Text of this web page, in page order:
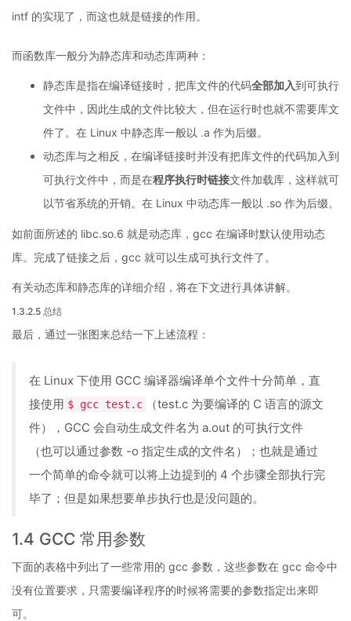
intf 的实现了，而这也就是链接的作用。
而函数库一般分为静态库和动态库两种：
静态库是指在编译链接时，把库文件的代码全部加入到可执行
文件中，因此生成的文件比较大，但在运行时也就不需要库文
件了。在 Linux 中静态库一般以 .a 作为后缀。
动态库与之相反，在编译链接时并没有把库文件的代码加入到
可执行文件中，而是在程序执行时链接文件加载库，这样就可
以节省系统的开销。在 Linux 中动态库一般以 .so 作为后缀。
如前面所述的 libc.so.6 就是动态库，gcc 在编译时默认使用动态
库。完成了链接之后，gcc 就可以生成可执行文件了。
有关动态库和静态库的详细介绍，将在下文进行具体讲解。
1.3.2.5 总结
最后，通过一张图来总结一下上述流程：
在 Linux 下使用 GCC 编译器编译单个文件十分简单，直
接使用 $ gcc test.c
（test.c 为要编译的 C 语言的源文
件），GCC 会自动生成文件名为 a.out 的可执行文件
（也可以通过参数 -o 指定生成的文件名）；也就是通过
一个简单的命令就可以将上边提到的 4 个步骤全部执行完
毕了；但是如果想要单步执行也是没问题的。
1.4 GCC 常用参数
下面的表格中列出了一些常用的 gcc 参数，这些参数在 gcc 命令中
没有位置要求，只需要编译程序的时候将需要的参数指定出来即
可。